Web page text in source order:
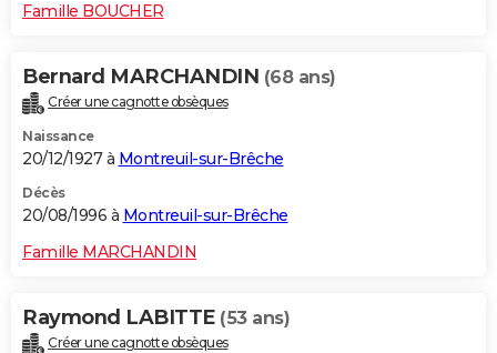
Famille BOUCHER
Bernard MARCHANDIN (68 ans)
Créer une cagnotte obsèques
Naissance
20/12/1927 à Montreuil-sur-Brêche
Décès
20/08/1996 à Montreuil-sur-Brêche
Famille MARCHANDIN
Raymond LABITTE (53 ans)
Créer une cagnotte obsèques